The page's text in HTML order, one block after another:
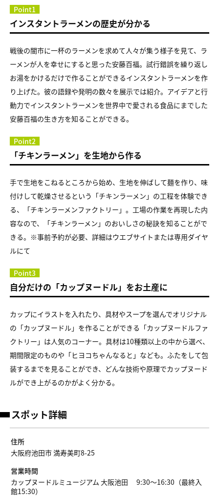
Point1
インスタントラーメンの歴史が分かる
戦後の闇市に一杯のラーメンを求めて人々が集う様子を見て、ラ
ーメンが人を幸せにすると思った安藤百福。試行錯誤を繰り返し
お湯をかけるだけで作ることができるインスタントラーメンを作
り上げた。彼の語録や発明の数々を展示では紹介。アイデアと行
動力でインスタントラーメンを世界中で愛される食品にまでした
安藤百福の生き方を知ることができる。
Point2
「チキンラーメン」を生地から作る
手で生地をこねるところから始め、生地を伸ばして麺を作り、味
付けして乾燥させるという「チキンラーメン」の工程を体験でき
る、「チキンラーメンファクトリー」。工場の作業を再現した内
容なので、「チキンラーメン」のおいしさの秘訣を知ることがで
きる。※事前予約が必要、詳細はウエブサイトまたは専用ダイヤ
ルにて
Point3
自分だけの「カップヌードル」をお土産に
カップにイラストを入れたり、具材やスープを選んでオリジナル
の「カップヌードル」を作ることができる「カップヌードルファ
クトリー」は人気のコーナー。具材は10種類以上の中から選べ、
期間限定のものや「ヒヨコちゃんなると」なども。ふたをして包
装するまでを見ることができ、どんな技術や原理でカップヌード
ルができ上がるのかがよく分かる。
スポット詳細
住所
大阪府池田市 満寿美町8-25
営業時間
カップヌードルミュージアム 大阪池田 9:30～16:30（最終入
館15:30）